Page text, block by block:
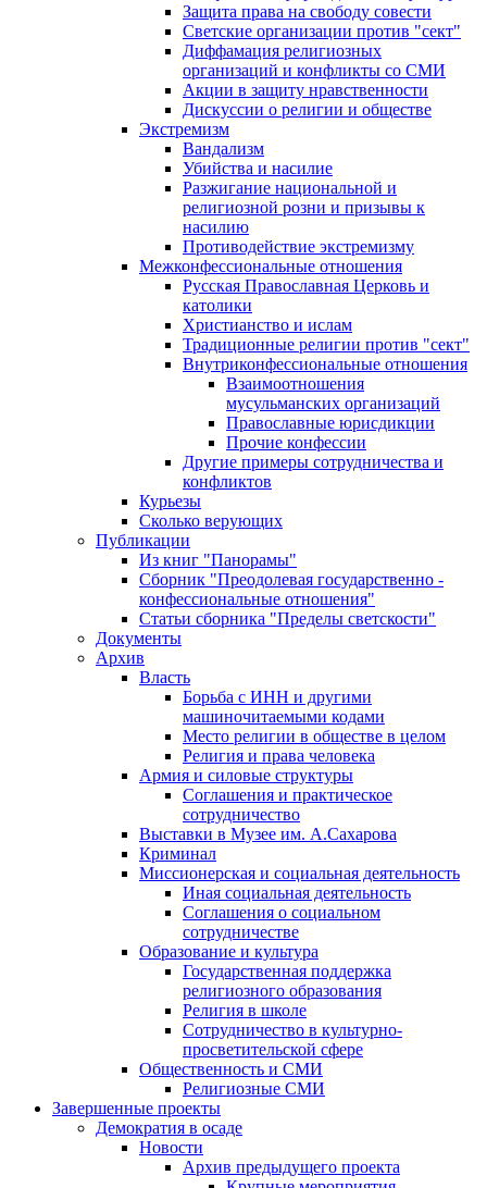
Защита права на свободу совести
Светские организации против "сект"
Диффамация религиозных
организаций и конфликты со СМИ
Акции в защиту нравственности
Дискуссии о религии и обществе
Экстремизм
Вандализм
Убийства и насилие
Разжигание национальной и
религиозной розни и призывы к
насилию
Противодействие экстремизму
Межконфессиональные отношения
Русская Православная Церковь и
католики
Христианство и ислам
Традиционные религии против "сект"
Внутриконфессиональные отношения
Взаимоотношения
мусульманских организаций
Православные юрисдикции
Прочие конфессии
Другие примеры сотрудничества и
конфликтов
Курьезы
Сколько верующих
Публикации
Из книг "Панорамы"
Сборник "Преодолевая государственно -
конфессиональные отношения"
Статьи сборника "Пределы светскости"
Документы
Архив
Власть
Борьба с ИНН и другими
машиночитаемыми кодами
Место религии в обществе в целом
Религия и права человека
Армия и силовые структуры
Соглашения и практическое
сотрудничество
Выставки в Музее им. А.Сахарова
Криминал
Миссионерская и социальная деятельность
Иная социальная деятельность
Соглашения о социальном
сотрудничестве
Образование и культура
Государственная поддержка
религиозного образования
Религия в школе
Сотрудничество в культурно-
просветительской сфере
Общественность и СМИ
Религиозные СМИ
Завершенные проекты
Демократия в осаде
Новости
Архив предыдущего проекта